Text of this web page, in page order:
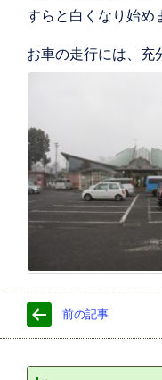
すらと白くなり始め
お車の走行には、充
前の記事